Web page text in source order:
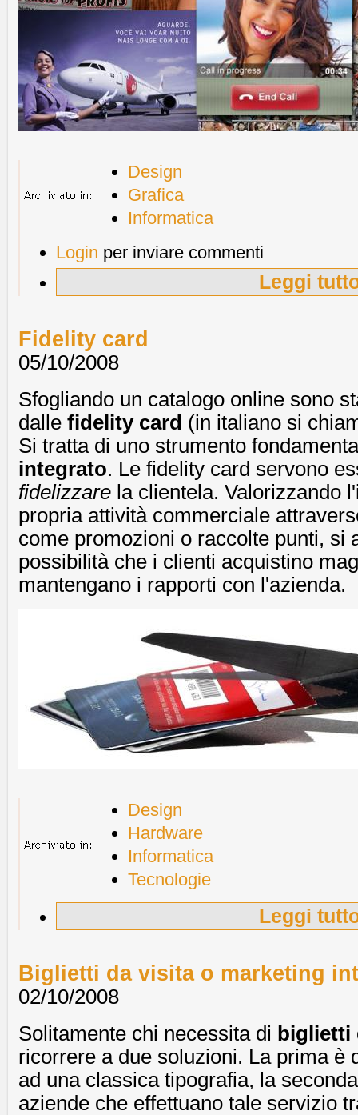
Design
Grafica
Informatica
Login per inviare commenti
Leggi
Fidelity card
05/10/2008
Sfogliando un catalogo online sono
dalle fidelity card (in italiano si
Si tratta di uno strumento
integrato. Le fidelity card servono
fidelizzare la clientela. Valorizzando
propria attività commerciale
come promozioni o raccolte punti, si
possibilità che i clienti acquistino
mantengano i rapporti con l'azienda.
Design
Hardware
Informatica
Tecnologie
Leggi
Biglietti da visita o marketing
02/10/2008
Solitamente chi necessita di biglietti
ricorrere a due soluzioni. La prima è
ad una classica tipografia, la
aziende che effettuano tale servizio